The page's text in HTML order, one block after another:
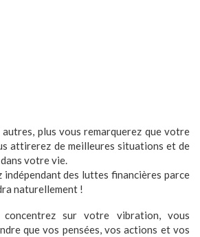
plus vous remarquerez que votre
attirerez de meilleures situations et de
votre vie.
des luttes financières parce
naturellement !
concentrez sur votre vibration, vous
que vos pensées, vos actions et vos